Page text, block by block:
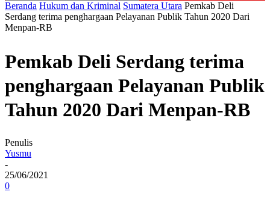
Beranda Hukum dan Kriminal Sumatera Utara Pemkab Deli
Serdang terima penghargaan Pelayanan Publik Tahun 2020 Dari
Menpan-RB
Pemkab Deli Serdang terima
penghargaan Pelayanan Publik
Tahun 2020 Dari Menpan-RB
Penulis
Yusmu
-
25/06/2021
0